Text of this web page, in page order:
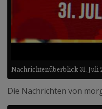
Nachrichtenüberblick 31. Juli
Die Nachrichten von